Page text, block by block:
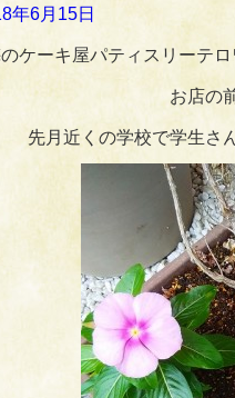
年6月15日
ケーキ屋パティスリーテ
お店の
先月近くの学校で学生さ